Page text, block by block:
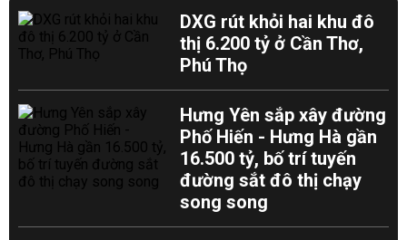
DXG rút khỏi hai khu đô
thị 6.200 tỷ ở Cần Thơ,
Phú Thọ
Hưng Yên sắp xây đường
Phố Hiến - Hưng Hà gần
16.500 tỷ, bố trí tuyến
đường sắt đô thị chạy
song song